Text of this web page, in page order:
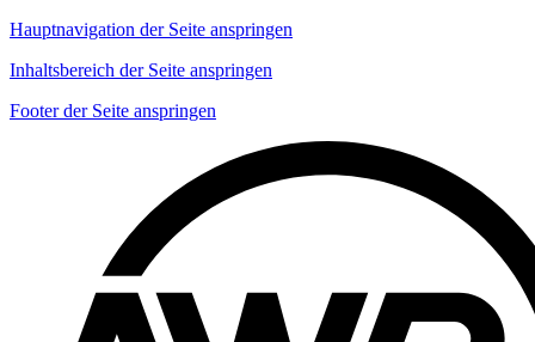
Hauptnavigation der Seite anspringen
Inhaltsbereich der Seite anspringen
Footer der Seite anspringen